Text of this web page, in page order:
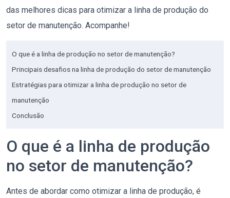
das melhores dicas para otimizar a linha de produção do
setor de manutenção. Acompanhe!
O que é a linha de produção no setor de manutenção?
Principais desafios na linha de produção do setor de manutenção
Estratégias para otimizar a linha de produção no setor de
manutenção
Conclusão
O que é a linha de produção
no setor de manutenção?
Antes de abordar como otimizar a linha de produção, é